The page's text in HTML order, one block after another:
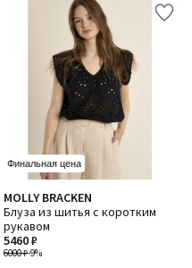
Финальная цена
MOLLY BRACKEN
Блуза из шитья с коротким
рукавом
6000 ₽-9%
5460 ₽
5
/
5